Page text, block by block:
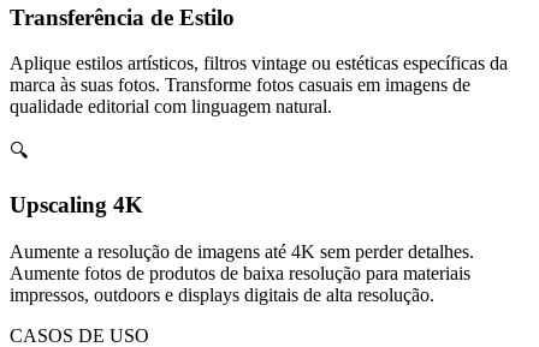
Transferência de Estilo
Aplique estilos artísticos, filtros vintage ou estéticas específicas da
marca às suas fotos. Transforme fotos casuais em imagens de
qualidade editorial com linguagem natural.
🔍
Upscaling 4K
Aumente a resolução de imagens até 4K sem perder detalhes.
Aumente fotos de produtos de baixa resolução para materiais
impressos, outdoors e displays digitais de alta resolução.
CASOS DE USO